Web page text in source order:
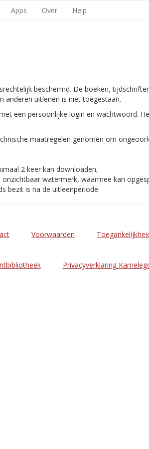
Apps Over Help
beschermd. De boeken,
anderen uitlenen is niet toegestaan.
een persoonlijke login en wachtwoord.
maatregelen genomen om
2 keer kan downloaden,
watermerk, waarmee kan
bezit is na de uitleenperiode.
Voorwaarden
Privacyverklaring